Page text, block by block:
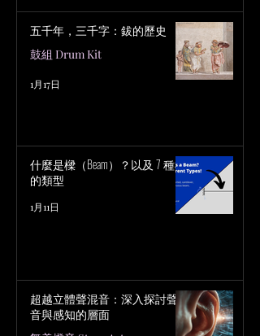
五千年，三千字：鈸的歷史
鼓組 Drum Kit
1月17日
什麼是樑（Beam）？以及 7 種樑
的類型
1月11日
超越立體聲混音：深入探討聲
音與感知的層面